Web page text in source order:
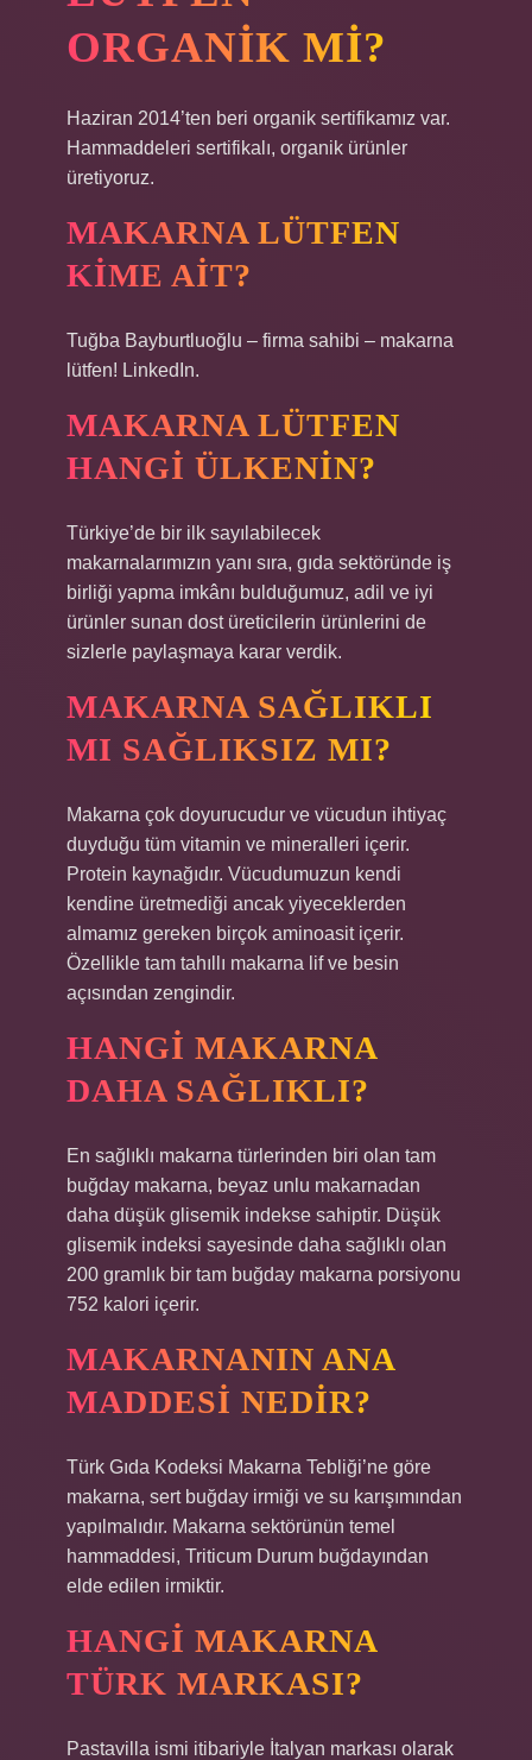
ORGANIK MI?
Haziran 2014’ten beri organik sertifikamız var.
Hammaddeleri sertifikalı, organik ürünler
üretiyoruz.
MAKARNA LÜTFEN
KIME AIT?
Tuğba Bayburtluoğlu – firma sahibi – makarna
lütfen! LinkedIn.
MAKARNA LÜTFEN
HANGI ÜLKENIN?
Türkiye’de bir ilk sayılabilecek
makarnalarımızın yanı sıra, gıda sektöründe iş
birliği yapma imkânı bulduğumuz, adil ve iyi
ürünler sunan dost üreticilerin ürünlerini de
sizlerle paylaşmaya karar verdik.
MAKARNA SAĞLIKLI
MI SAĞLIKSIZ MI?
Makarna çok doyurucudur ve vücudun ihtiyaç
duyduğu tüm vitamin ve mineralleri içerir.
Protein kaynağıdır. Vücudumuzun kendi
kendine üretmediği ancak yiyeceklerden
almamız gereken birçok aminoasit içerir.
Özellikle tam tahıllı makarna lif ve besin
açısından zengindir.
HANGI MAKARNA
DAHA SAĞLIKLI?
En sağlıklı makarna türlerinden biri olan tam
buğday makarna, beyaz unlu makarnadan
daha düşük glisemik indekse sahiptir. Düşük
glisemik indeksi sayesinde daha sağlıklı olan
200 gramlık bir tam buğday makarna porsiyonu
752 kalori içerir.
MAKARNANIN ANA
MADDESI NEDIR?
Türk Gıda Kodeksi Makarna Tebliği’ne göre
makarna, sert buğday irmiği ve su karışımından
yapılmalıdır. Makarna sektörünün temel
hammaddesi, Triticum Durum buğdayından
elde edilen irmiktir.
HANGI MAKARNA
TÜRK MARKASI?
Pastavilla ismi itibariyle İtalyan markası olarak